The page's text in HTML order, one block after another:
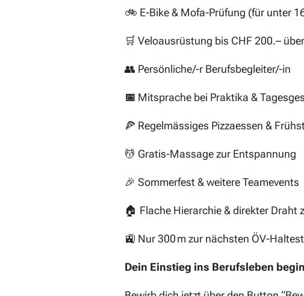
🚲 E-Bike & Mofa-Prüfung (für unter
🛒 Veloausrüstung bis CHF 200.–
👥 Persönliche/-r Berufsbegleiter/-in
📅 Mitsprache bei Praktika &
🍕 Regelmässiges Pizzaessen &
💆 Gratis-Massage zur Entspannung
🎉 Sommerfest & weitere Teamevents
🏠 Flache Hierarchie & direkter Draht
🚉 Nur 300 m zur nächsten ÖV-
Dein Einstieg ins Berufsleben